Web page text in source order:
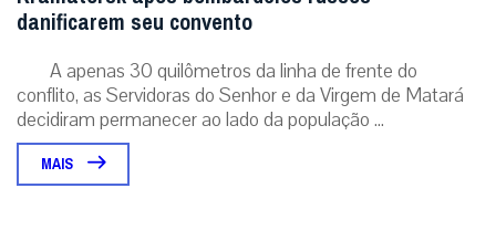
danificarem seu convento
A apenas 30 quilômetros da linha de frente do
conflito, as Servidoras do Senhor e da Virgem de Matará
decidiram permanecer ao lado da população ...
MAIS